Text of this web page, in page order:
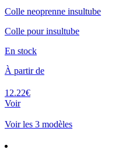
Colle neoprenne insultube
Colle pour insultube
En stock
À partir de
12.22€
Voir
Voir les 3 modèles